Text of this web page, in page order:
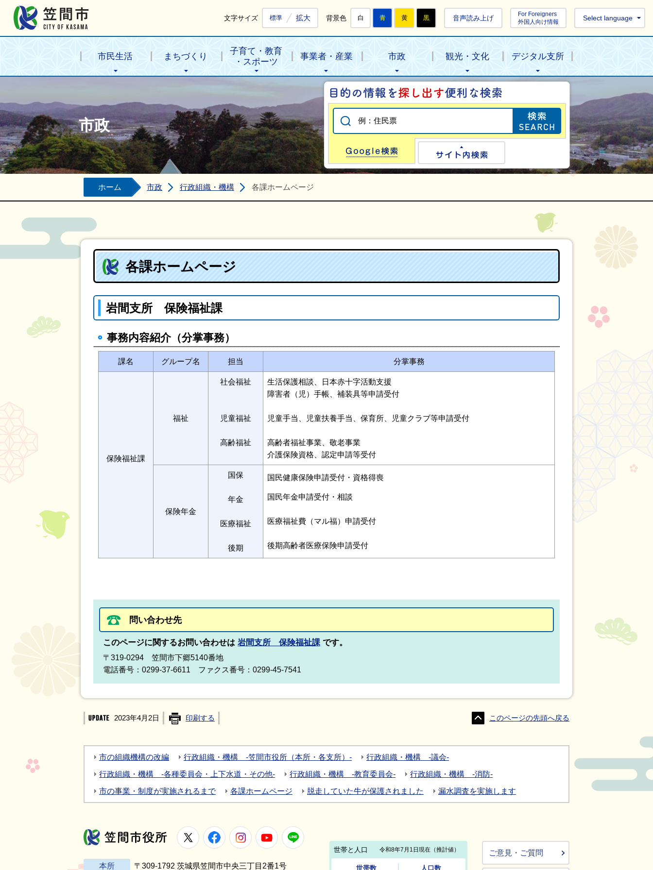
文字サイズ 標準 拡大 背景色 白 青 黄 黒 音声読み上げ
For Foreigners
外国人向け情報
Select language
市民生活 まちづくり
子育て・教育
・スポーツ
事業者・産業 市政 観光・文化 デジタル支所
市政
目的の情報を探
Google検索
ホーム 市政 行政組織・機構 各課ホームページ
各課ホームページ
岩間支所 保険福祉課
事務内容紹介（分掌事務）
課名 グループ名 担当 分掌事務
保険福祉課
福祉
社会福祉
児童福祉
高齢福祉
生活保護相談、日本赤十字活動支援
障害者（児）手帳、補装具等申請受付
児童手当、児童扶養手当、保育所、児童クラブ等申請受付
高齢者福祉事業、敬老事業
介護保険資格、認定申請等受付
保険年金
国保
年金
医療福祉
後期
国民健康保険申請受付・資格得喪
国民年金申請受付・相談
医療福祉費（マル福）申請受付
後期高齢者医療保険申請受付
問い合わせ先
このページに関するお問い合わせは 岩間支所 保険福祉課 です。
〒319-0294 笠間市下郷5140番地
電話番号：0299-37-6611 ファクス番号：0299-45-7541
2023年4月2日 印刷する このページの先頭へ戻る
市の組織機構の改編 行政組織・機構 -笠間市役所（本所・各支所）- 行政組織・機構 -議会-
行政組織・機構 -各種委員会・上下水道・その他- 行政組織・機構 -教育委員会- 行政組織・機構 -消防-
市の事業・制度が実施されるまで 各課ホームページ 脱走していた牛が保護されました 漏水調査を実施します
笠間市役所
X FacebookInstagramYoutube
本所 〒309-1792 茨城県笠間市中央三丁目2番1号
ご意見・ご質問